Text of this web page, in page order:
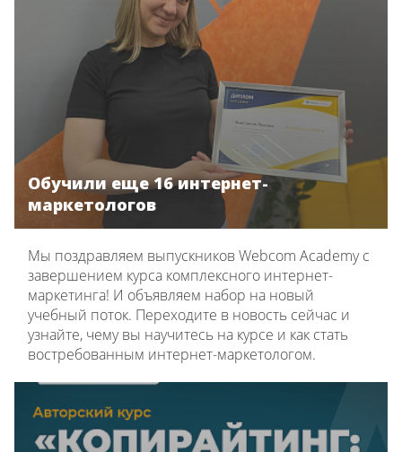
Обучили еще 16 интернет-
маркетологов
Мы поздравляем выпускников Webcom Academy с
завершением курса комплексного интернет-
маркетинга! И объявляем набор на новый
учебный поток. Переходите в новость сейчас и
узнайте, чему вы научитесь на курсе и как стать
востребованным интернет-маркетологом.